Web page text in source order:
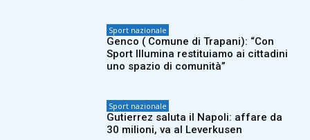
Sport nazionale
Genco ( Comune di Trapani): “Con
Sport Illumina restituiamo ai cittadini
uno spazio di comunità”
Sport nazionale
Gutierrez saluta il Napoli: affare da
30 milioni, va al Leverkusen